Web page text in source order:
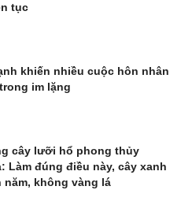
tục
khiến nhiều cuộc hôn nhân
im lặng
cây lưỡi hổ phong thủy
Làm đúng điều này, cây xanh
năm, không vàng lá